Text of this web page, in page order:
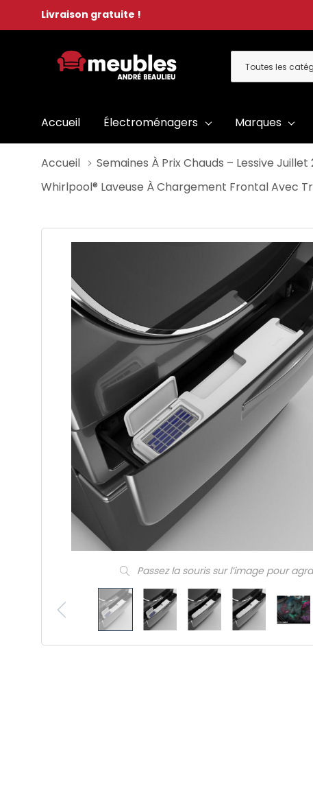
Livraison gratuite !
Toutes
les
Rechercher
Accueil Électroménagers Marques
Accueil
Semaines À Prix Chauds – Lessive Juillet
Whirlpool® Laveuse À Chargement Frontal Avec
Passez la souris sur l’image pour